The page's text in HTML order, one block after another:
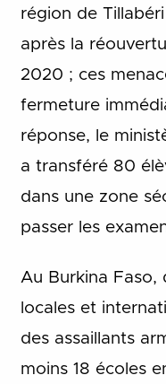
région de
après la
2020 ; ces
fermeture
réponse, le
a transféré 80
dans une zone
passer les
Au Burkina Faso,
locales et
des assaillants
moins 18 écoles